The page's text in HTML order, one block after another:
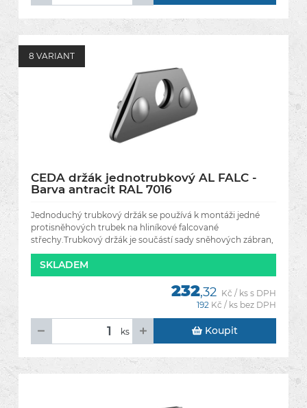
8 VARIANT
CEDA držák jednotrubkový AL FALC -
Barva antracit RAL 7016
Jednoduchý trubkový držák se používá k montáži jedné
protisněhových trubek na hliníkové falcované
střechy.Trubkový držák je součástí sady sněhových zábran,
které chrání
SKLADEM
232,32 Kč / ks s DPH
192 Kč / ks bez DPH
ks Koupit